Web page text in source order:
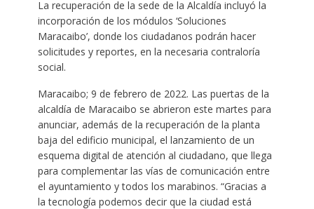
La recuperación de la sede de la Alcaldía incluyó la
incorporación de los módulos ‘Soluciones
Maracaibo’, donde los ciudadanos podrán hacer
solicitudes y reportes, en la necesaria contraloría
social.
Maracaibo; 9 de febrero de 2022. Las puertas de la
alcaldía de Maracaibo se abrieron este martes para
anunciar, además de la recuperación de la planta
baja del edificio municipal, el lanzamiento de un
esquema digital de atención al ciudadano, que llega
para complementar las vías de comunicación entre
el ayuntamiento y todos los marabinos. “Gracias a
la tecnología podemos decir que la ciudad está